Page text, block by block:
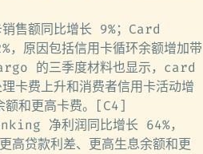
售额同比增长 9%；Card
因包括信用卡循环余额增加带
的三季度材料也显示，card
费上升和消费者信用卡活动增
和更高卡费。[C4]
净利润同比增长 64%，
贷款利差、更高生息余额和更